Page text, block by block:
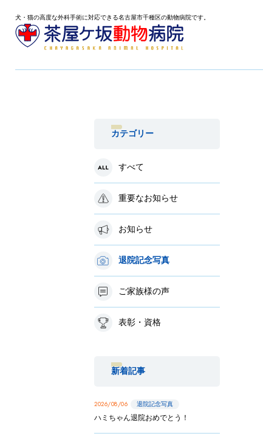
犬・猫の高度な外科手術に対応できる名古屋市千種区の動物病院です。
カテゴリー
すべて
重要なお知らせ
お知らせ
退院記念写真
ご家族様の声
表彰・資格
新着記事
2026/08/06 退院記念写真
ハミちゃん退院おめでとう！